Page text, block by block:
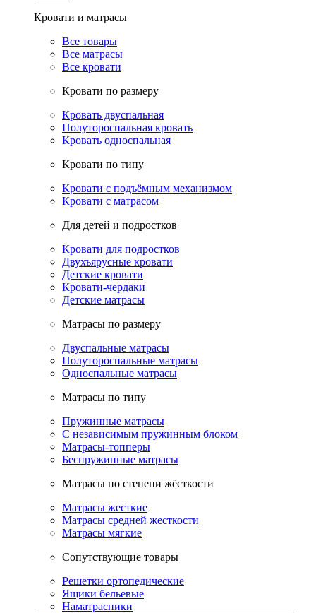
Кровати и матрасы
Все товары
Все матрасы
Все кровати
Кровати по размеру
Кровать двуспальная
Полутороспальная кровать
Кровать односпальная
Кровати по типу
Кровати с подъёмным механизмом
Кровати с матрасом
Для детей и подростков
Кровати для подростков
Двухъярусные кровати
Детские кровати
Кровати-чердаки
Детские матрасы
Матрасы по размеру
Двуспальные матрасы
Полутороспальные матрасы
Односпальные матрасы
Матрасы по типу
Пружинные матрасы
С независимым пружинным блоком
Матрасы-топперы
Беспружинные матрасы
Матрасы по степени жёсткости
Матрасы жесткие
Матрасы средней жесткости
Матрасы мягкие
Сопутствующие товары
Решетки ортопедические
Ящики бельевые
Наматрасники